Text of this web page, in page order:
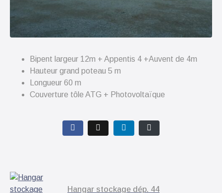
Bipent largeur 12m + Appentis 4 +Auvent de 4m
Hauteur grand poteau 5 m
Longueur 60 m
Couverture tôle ATG + Photovoltaïque
Hangar stockage dép. 44